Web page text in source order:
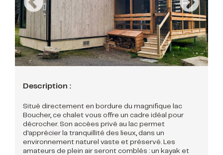
Description :
Situé directement en bordure du magnifique lac
Boucher, ce chalet vous offre un cadre idéal pour
décrocher. Son accèes privé au lac permet
d'apprécier la tranquillité des lieux, dans un
environnement naturel vaste et préservé. Les
amateurs de plein air seront comblés : un kayak et